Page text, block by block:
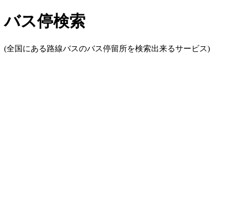
バス停検索
(全国にある路線バスのバス停留所を検索出来るサービス)